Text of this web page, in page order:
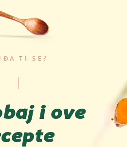
TI SE?
i ove